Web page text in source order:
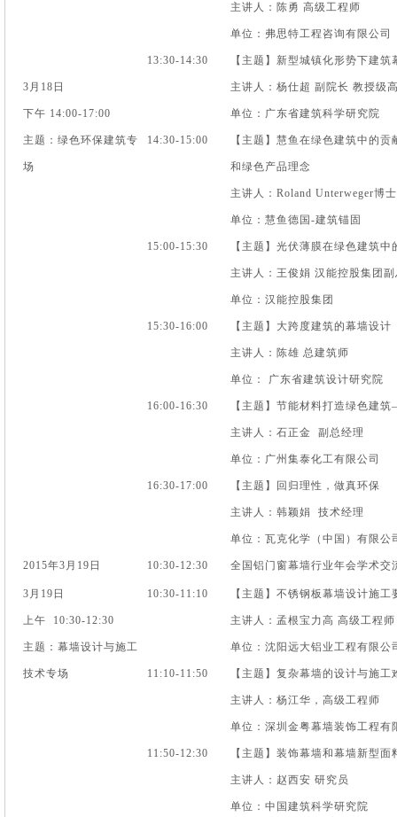
主讲人：陈勇 高级工程师
单位：弗思特工程咨询有限公司
3月18日
下午 14:00-17:00
主题：绿色环保建筑专
场
13:30-14:30 【主题】新型城镇化形势下建
主讲人：杨仕超 副院长 教授级
单位：广东省建筑科学研究院
14:30-15:00 【主题】慧鱼在绿色建筑中的
和绿色产品理念
主讲人：Roland Unterweger博
单位：慧鱼德国-建筑锚固
15:00-15:30 【主题】光伏薄膜在绿色建筑中
主讲人：王俊娟 汉能控股集团
单位：汉能控股集团
15:30-16:00 【主题】大跨度建筑的幕墙设计
主讲人：陈雄 总建筑师
单位： 广东省建筑设计研究院
16:00-16:30 【主题】节能材料打造绿色建
主讲人：石正金 副总经理
单位：广州集泰化工有限公司
16:30-17:00 【主题】回归理性，做真环保
主讲人：韩颖娟 技术经理
单位：瓦克化学（中国）有限公
2015年3月19日 10:30-12:30 全国铝门窗幕墙行业年会学术交
3月19日
上午 10:30-12:30
主题：幕墙设计与施工
技术专场
10:30-11:10 【主题】不锈钢板幕墙设计施工
主讲人：孟根宝力高 高级工程师
单位：沈阳远大铝业工程有限公
11:10-11:50 【主题】复杂幕墙的设计与施工
主讲人：杨江华，高级工程师
单位：深圳金粤幕墙装饰工程有
11:50-12:30 【主题】装饰幕墙和幕墙新型面
主讲人：赵西安 研究员
单位：中国建筑科学研究院